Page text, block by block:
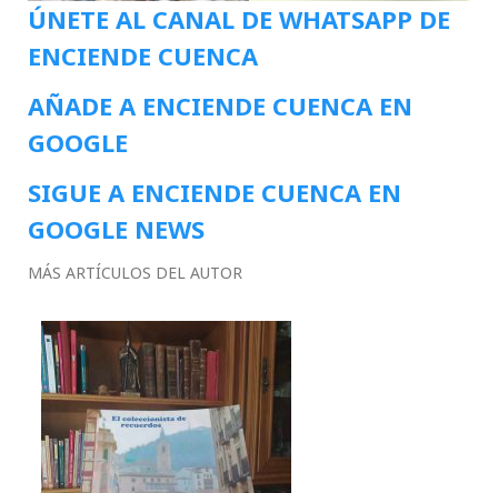
ÚNETE AL CANAL DE WHATSAPP DE
ENCIENDE CUENCA
AÑADE A ENCIENDE CUENCA EN
GOOGLE
SIGUE A ENCIENDE CUENCA EN
GOOGLE NEWS
MÁS ARTÍCULOS DEL AUTOR